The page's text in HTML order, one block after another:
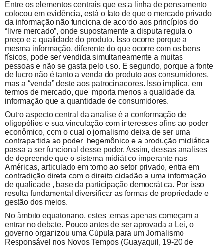
Entre os elementos centrais que esta linha de pensamento
colocou em evidência, está o fato de que o mercado privado
da informação não funciona de acordo aos princípios do
“livre mercado”, onde supostamente a disputa regula o
preço e a qualidade do produto. Isso ocorre porque a
mesma informação, diferente do que ocorre com os bens
físicos, pode ser vendida simultaneamente a muitas
pessoas e não se gasta pelo uso. E segundo, porque a fonte
de lucro não é tanto a venda do produto aos consumidores,
mas a “venda” deste aos patrocinadores. Isso implica, em
termos de mercado, que importa menos a qualidade da
informação que a quantidade de consumidores.
Outro aspecto central da analise é a conformação de
oligopólios e sua vinculação com interesses afins ao poder
econômico, com o qual o jornalismo deixa de ser uma
contrapartida ao poder hegemônico e a produção midiática
passa a ser funcional desse poder. Assim, dessas analises
de depreende que o sistema midiático imperante nas
Américas, articulado em torno ao setor privado, entra em
contradição direta com o direito cidadão a uma informação
de qualidade , base da participação democrática. Por isso
resulta fundamental diversificar as formas de propriedade e
gestão dos meios.
No âmbito equatoriano, estes temas apenas começam a
entrar no debate. Pouco antes de ser aprovada a Lei, o
governo organizou uma Cúpula para um Jornalismo
Responsável nos Novos Tempos (Guayaquil, 19-20 de